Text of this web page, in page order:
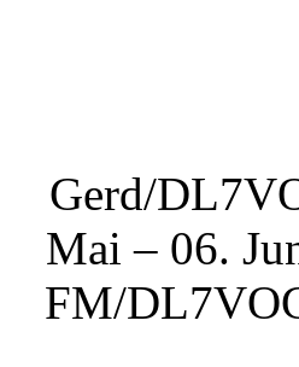
Gerd/
Mai – 06.
FM/